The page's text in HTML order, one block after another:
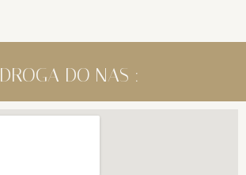
DROGA DO NAS :